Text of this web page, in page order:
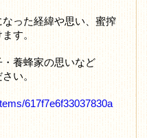
った経緯や思い、蜜搾
す。
養蜂家の思いなど
い。
617f7e6f33037830a